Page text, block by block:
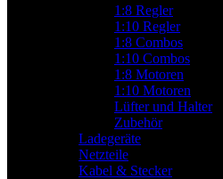
1:8 Regler
1:10 Regler
1:8 Combos
1:10 Combos
1:8 Motoren
1:10 Motoren
Lüfter und Halter
Zubehör
Ladegeräte
Netzteile
Kabel & Stecker